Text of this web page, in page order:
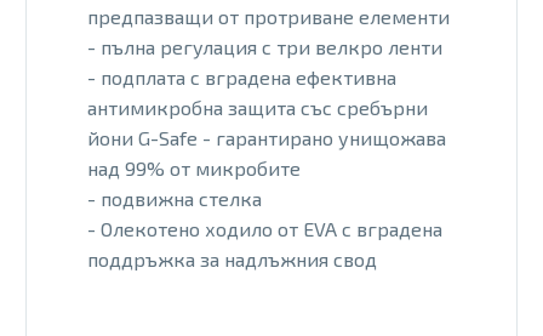
предпазващи от протриване елементи
- пълна регулация с три велкро ленти
- подплата с вградена ефективна
антимикробна защита със сребърни
йони G-Safe - гарантирано унищожава
над 99% от микробите
- подвижна стелка
- Олекотено ходило от EVA с вградена
поддръжка за надлъжния свод